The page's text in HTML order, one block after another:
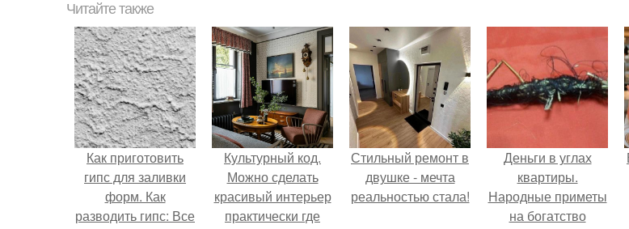
Читайте также
Как приготовить
гипс для заливки
форм. Как
разводить гипс: Все
Культурный код.
Можно сделать
красивый интерьер
практически где
Стильный ремонт в
двушке - мечта
реальностью стала!
Деньги в углах
квартиры.
Народные приметы
на богатство